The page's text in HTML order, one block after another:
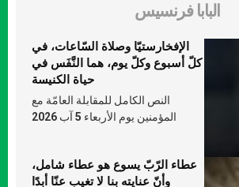
البابا فرنسيس
الإفخارستيّا وصلاة السّاعات، في
كلّ أسبوع وكلّ يوم، هما النَّفَس في
حياة الكنيسة
النص الكامل للمقابلة العامّة مع
المؤمنين يوم الأربعاء 5 آب 2026
عطاء الرّبّ يسوع هو عطاء شامل،
وأنّ عنايته بنا لا تغيب عنّا أبدًا